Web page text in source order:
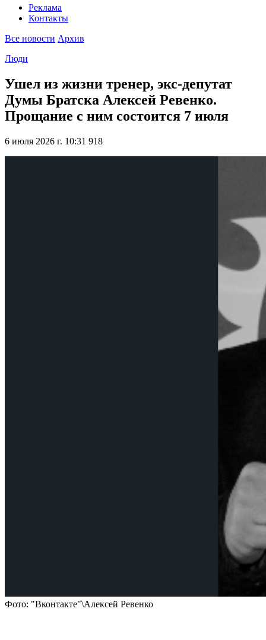
Реклама
Контакты
Все новости Архив
Люди
Ушел из жизни тренер, экс-депутат
Думы Братска Алексей Ревенко.
Прощание с ним состоится 7 июля
6 июля 2026 г. 10:31 918
Фото: "Вконтакте"\Алексей Ревенко